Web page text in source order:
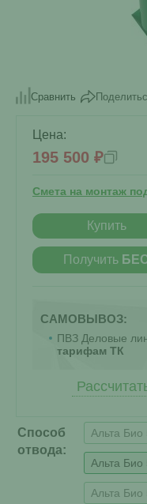
Сравнить
Цена:
195 500 ₽
Смета на монтаж
Купить
Получить
САМОВЫВОЗ:
ПВЗ Деловые
тарифам ТК
Способ
отвода:
Альта Био
Альта Био
Альта Био